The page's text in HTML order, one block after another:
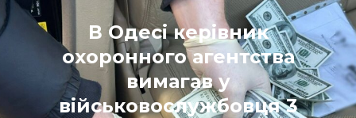
В Одесі керівник
охоронного агентства
вимагав у
військовослужбовця 3